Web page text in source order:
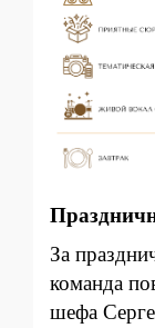
За
команда
шефа